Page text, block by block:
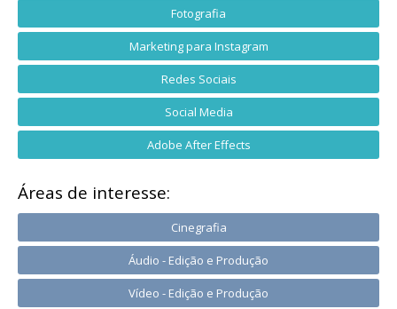
Fotografia
Marketing para Instagram
Redes Sociais
Social Media
Adobe After Effects
Áreas de interesse:
Cinegrafia
Áudio - Edição e Produção
Vídeo - Edição e Produção